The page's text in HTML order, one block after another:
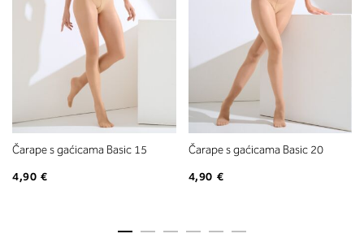
Čarape s gaćicama Basic 15
4,90 €
Čarape s gaćicama Basic 20
4,90 €